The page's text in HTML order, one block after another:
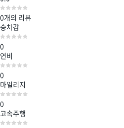
0개의 리뷰
승차감
0
연비
0
마일리지
0
고속주행